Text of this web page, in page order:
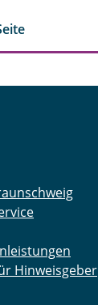
Hinweisgeber